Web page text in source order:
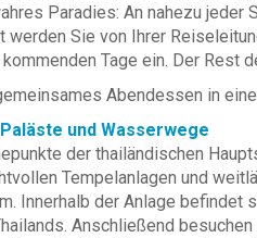
Paradies: An nahezu jeder
werden Sie von Ihrer
Tage ein. Der Rest
Abendessen in
und Wasserwege
der thailändischen
Tempelanlagen und
Innerhalb der Anlage
Anschließend